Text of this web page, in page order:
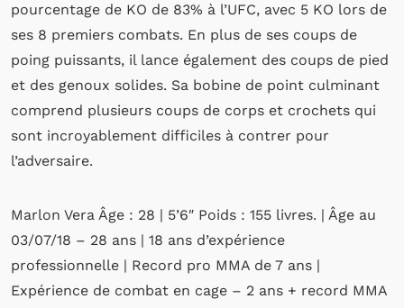
pourcentage de KO de 83% à l’UFC, avec 5 KO lors de
ses 8 premiers combats. En plus de ses coups de
poing puissants, il lance également des coups de pied
et des genoux solides. Sa bobine de point culminant
comprend plusieurs coups de corps et crochets qui
sont incroyablement difficiles à contrer pour
l’adversaire.
Marlon Vera Âge : 28 | 5’6″ Poids : 155 livres. | Âge au
03/07/18 – 28 ans | 18 ans d’expérience
professionnelle | Record pro MMA de 7 ans |
Expérience de combat en cage – 2 ans + record MMA